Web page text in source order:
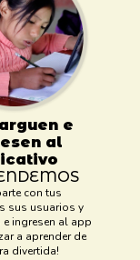
e
al
con tus
sus usuarios y
ingresen al app
a aprender de
divertida!